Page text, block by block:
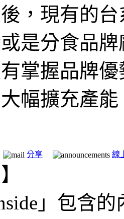
，現有的
是分食品
掌握品牌
幅擴充產
分享 線
」包含